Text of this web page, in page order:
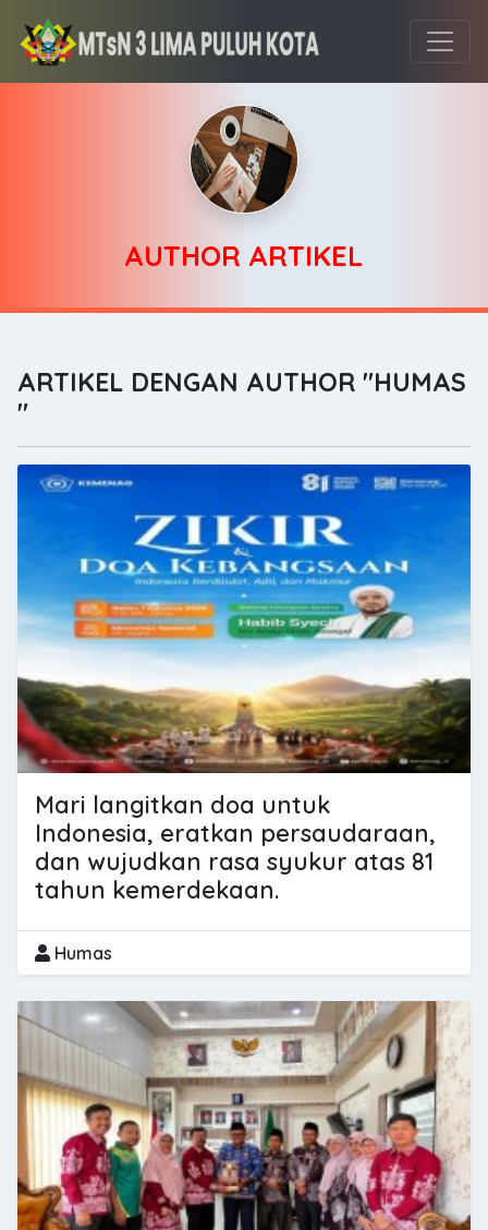
AUTHOR ARTIKEL
ARTIKEL DENGAN AUTHOR "HUMAS
"
Mari langitkan doa untuk
Indonesia, eratkan persaudaraan,
dan wujudkan rasa syukur atas 81
tahun kemerdekaan.
Humas